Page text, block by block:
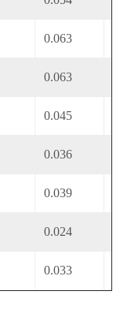
0.063
0.063
0.045
0.036
0.039
0.024
0.033